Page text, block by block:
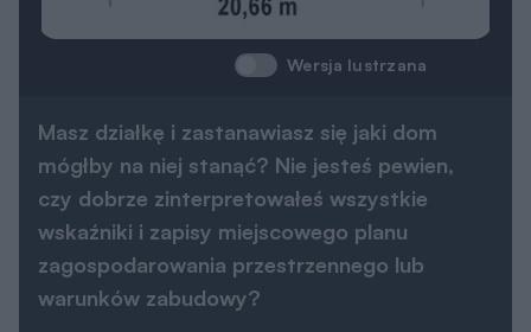
Wersja lustrzana
Masz działkę i zastanawiasz się jaki dom
mógłby na niej stanąć? Nie jesteś pewien,
czy dobrze zinterpretowałeś wszystkie
wskaźniki i zapisy miejscowego planu
zagospodarowania przestrzennego lub
warunków zabudowy?